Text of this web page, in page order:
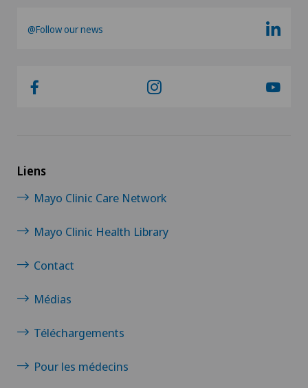
@Follow our news
Liens
Mayo Clinic Care Network
Mayo Clinic Health Library
Contact
Médias
Téléchargements
Pour les médecins